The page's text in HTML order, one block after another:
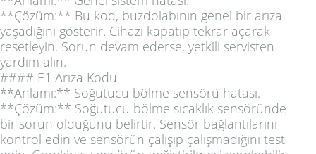
**Çözüm:** Bu kod, buzdolabının genel bir arıza
yaşadığını gösterir. Cihazı kapatıp tekrar açarak
resetleyin. Sorun devam ederse, yetkili servisten
yardım alın.
#### E1 Arıza Kodu
**Anlamı:** Soğutucu bölme sensörü hatası.
**Çözüm:** Soğutucu bölme sıcaklık sensöründe
bir sorun olduğunu belirtir. Sensör bağlantılarını
kontrol edin ve sensörün çalışıp çalışmadığını test